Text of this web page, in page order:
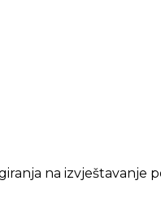
na izvještavanje